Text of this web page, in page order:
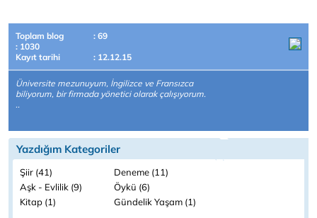
Toplam blog
: 69
: 1030
Kayıt tarihi
: 12.12.15
Üniversite mezunuyum, İngilizce ve Fransızca
biliyorum, bir firmada yönetici olarak çalışıyorum.
..
Yazdığım Kategoriler
Şiir (41)
Deneme (11)
Aşk - Evlilik (9)
Öykü (6)
Kitap (1)
Gündelik Yaşam (1)